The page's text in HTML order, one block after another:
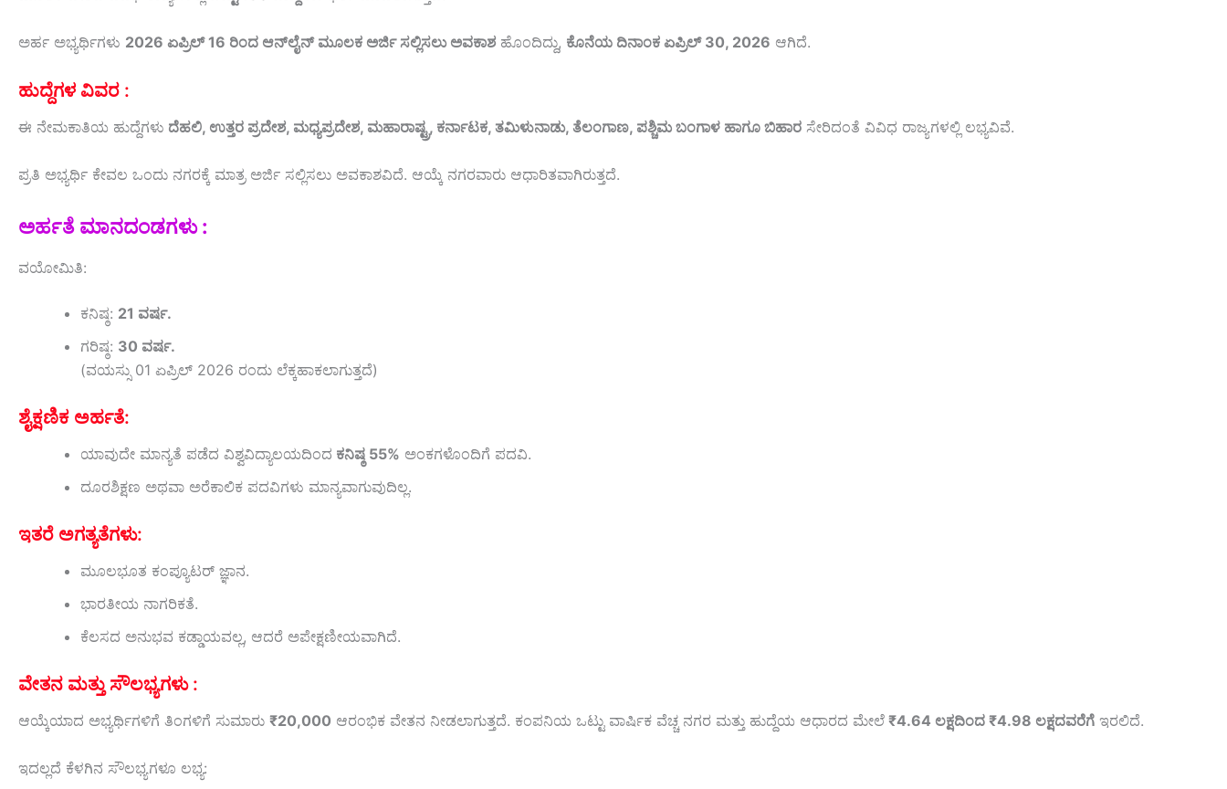
ಅರ್ಹ ಅಭ್ಯರ್ಥಿಗಳು 2026 ಏಪ್ರಿಲ್ 16 ರಿಂದ ಆನ್‌ಲೈನ್ ಮೂಲಕ ಅರ್ಜಿ ಸಲ್ಲಿಸಲು ಅವಕಾಶ ಹೊಂದಿದ್ದು, ಕೊನೆಯ ದಿನಾಂಕ ಏಪ್ರಿಲ್ 30, 2026 ಆಗಿದೆ.
ಹುದ್ದೆಗಳ ವಿವರ :
ಈ ನೇಮಕಾತಿಯ ಹುದ್ದೆಗಳು ದೆಹಲಿ, ಉತ್ತರ ಪ್ರದೇಶ, ಮಧ್ಯಪ್ರದೇಶ, ಮಹಾರಾಷ್ಟ್ರ, ಕರ್ನಾಟಕ, ತಮಿಳುನಾಡು, ತೆಲಂಗಾಣ, ಪಶ್ಚಿಮ ಬಂಗಾಳ ಹಾಗೂ ಬಿಹಾರ ಸೇರಿದಂತೆ ವಿವಿಧ ರಾಜ್ಯಗಳಲ್ಲಿ ಲಭ್ಯವಿವೆ.
ಪ್ರತಿ ಅಭ್ಯರ್ಥಿ ಕೇವಲ ಒಂದು ನಗರಕ್ಕೆ ಮಾತ್ರ ಅರ್ಜಿ ಸಲ್ಲಿಸಲು ಅವಕಾಶವಿದೆ. ಆಯ್ಕೆ ನಗರವಾರು ಆಧಾರಿತವಾಗಿರುತ್ತದೆ.
ಅರ್ಹತೆ ಮಾನದಂಡಗಳು :
ವಯೋಮಿತಿ:
ಕನಿಷ್ಠ: 21 ವರ್ಷ.
ಗರಿಷ್ಠ: 30 ವರ್ಷ.
(ವಯಸ್ಸು 01 ಏಪ್ರಿಲ್ 2026 ರಂದು ಲೆಕ್ಕಹಾಕಲಾಗುತ್ತದೆ)
ಶೈಕ್ಷಣಿಕ ಅರ್ಹತೆ:
ಯಾವುದೇ ಮಾನ್ಯತೆ ಪಡೆದ ವಿಶ್ವವಿದ್ಯಾಲಯದಿಂದ ಕನಿಷ್ಠ 55% ಅಂಕಗಳೊಂದಿಗೆ ಪದವಿ.
ದೂರಶಿಕ್ಷಣ ಅಥವಾ ಅರೆಕಾಲಿಕ ಪದವಿಗಳು ಮಾನ್ಯವಾಗುವುದಿಲ್ಲ.
ಇತರೆ ಅಗತ್ಯತೆಗಳು:
ಮೂಲಭೂತ ಕಂಪ್ಯೂಟರ್ ಜ್ಞಾನ.
ಭಾರತೀಯ ನಾಗರಿಕತೆ.
ಕೆಲಸದ ಅನುಭವ ಕಡ್ಡಾಯವಲ್ಲ, ಆದರೆ ಅಪೇಕ್ಷಣೀಯವಾಗಿದೆ.
ವೇತನ ಮತ್ತು ಸೌಲಭ್ಯಗಳು :
ಆಯ್ಕೆಯಾದ ಅಭ್ಯರ್ಥಿಗಳಿಗೆ ತಿಂಗಳಿಗೆ ಸುಮಾರು ₹20,000 ಆರಂಭಿಕ ವೇತನ ನೀಡಲಾಗುತ್ತದೆ. ಕಂಪನಿಯ ಒಟ್ಟು ವಾರ್ಷಿಕ ವೆಚ್ಚ ನಗರ ಮತ್ತು ಹುದ್ದೆಯ ಆಧಾರದ ಮೇಲೆ ₹4.64 ಲಕ್ಷದಿಂದ ₹4.98 ಲಕ್ಷದವರೆಗೆ ಇರಲಿದೆ.
ಇದಲ್ಲದೆ ಕೆಳಗಿನ ಸೌಲಭ್ಯಗಳೂ ಲಭ್ಯ: